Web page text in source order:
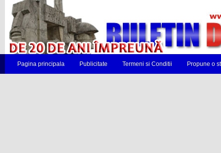
Pagina principala Publicitate Termeni si Conditii Propune o